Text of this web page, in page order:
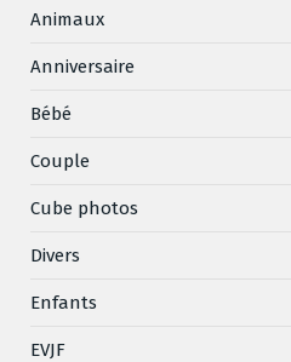
Animaux
Anniversaire
Bébé
Couple
Cube photos
Divers
Enfants
EVJF